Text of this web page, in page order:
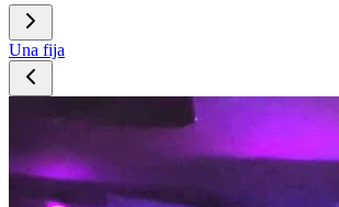
Una fija